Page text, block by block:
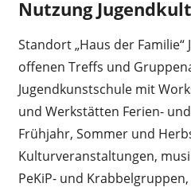
Nutzung
Standort „Haus der
offenen Treffs und
Jugendkunstschule mit
und Werkstätten Ferien-
Frühjahr, Sommer und
Kulturveranstaltungen,
PeKiP- und